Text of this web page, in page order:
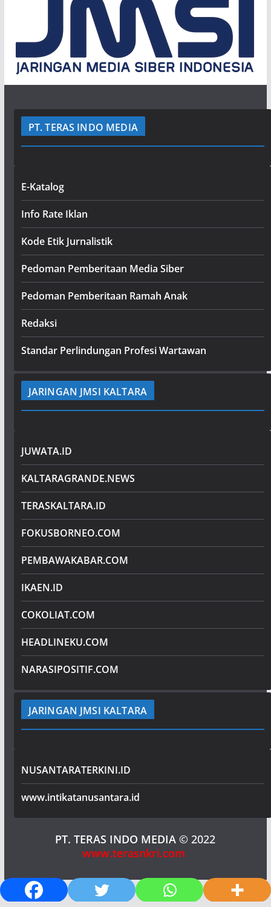
PT. TERAS INDO MEDIA
E-Katalog
Info Rate Iklan
Kode Etik Jurnalistik
Pedoman Pemberitaan Media Siber
Pedoman Pemberitaan Ramah Anak
Redaksi
Standar Perlindungan Profesi Wartawan
JARINGAN JMSI KALTARA
JUWATA.ID
KALTARAGRANDE.NEWS
TERASKALTARA.ID
FOKUSBORNEO.COM
PEMBAWAKABAR.COM
IKAEN.ID
COKOLIAT.COM
HEADLINEKU.COM
NARASIPOSITIF.COM
JARINGAN JMSI KALTARA
NUSANTARATERKINI.ID
www.intikatanusantara.id
PT. TERAS INDO MEDIA © 2022
www.terasnkri.com